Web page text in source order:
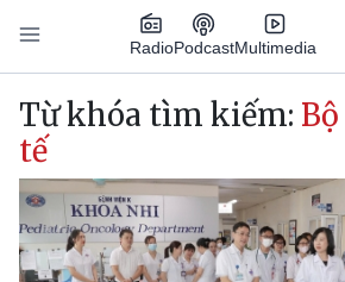
Nhảy đến nội dung
RadioPodcastMultimedia
Main navigation
Từ khóa tìm kiếm:
tế